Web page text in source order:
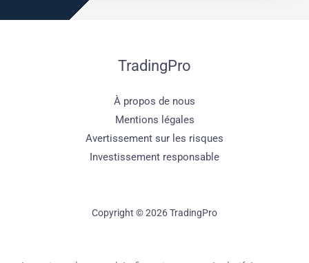
TradingPro
À propos de nous
Mentions légales
Avertissement sur les risques
Investissement responsable
Copyright © 2026 TradingPro